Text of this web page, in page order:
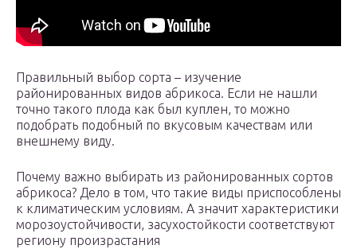
Правильный выбор сорта – изучение
районированных видов абрикоса. Если не нашли
точно такого плода как был куплен, то можно
подобрать подобный по вкусовым качествам или
внешнему виду.
Почему важно выбирать из районированных сортов
абрикоса? Дело в том, что такие виды приспособлены
к климатическим условиям. А значит характеристики
морозоустойчивости, засухостойкости соответствуют
региону произрастания